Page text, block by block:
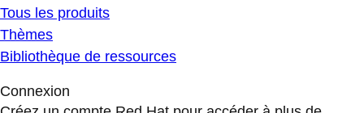
Tous les produits
Thèmes
Bibliothèque de ressources
Connexion